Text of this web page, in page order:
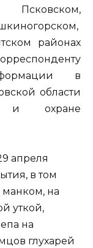
районах
в
области
и охране
апреля
в том
на
уткой,
на
глухарей